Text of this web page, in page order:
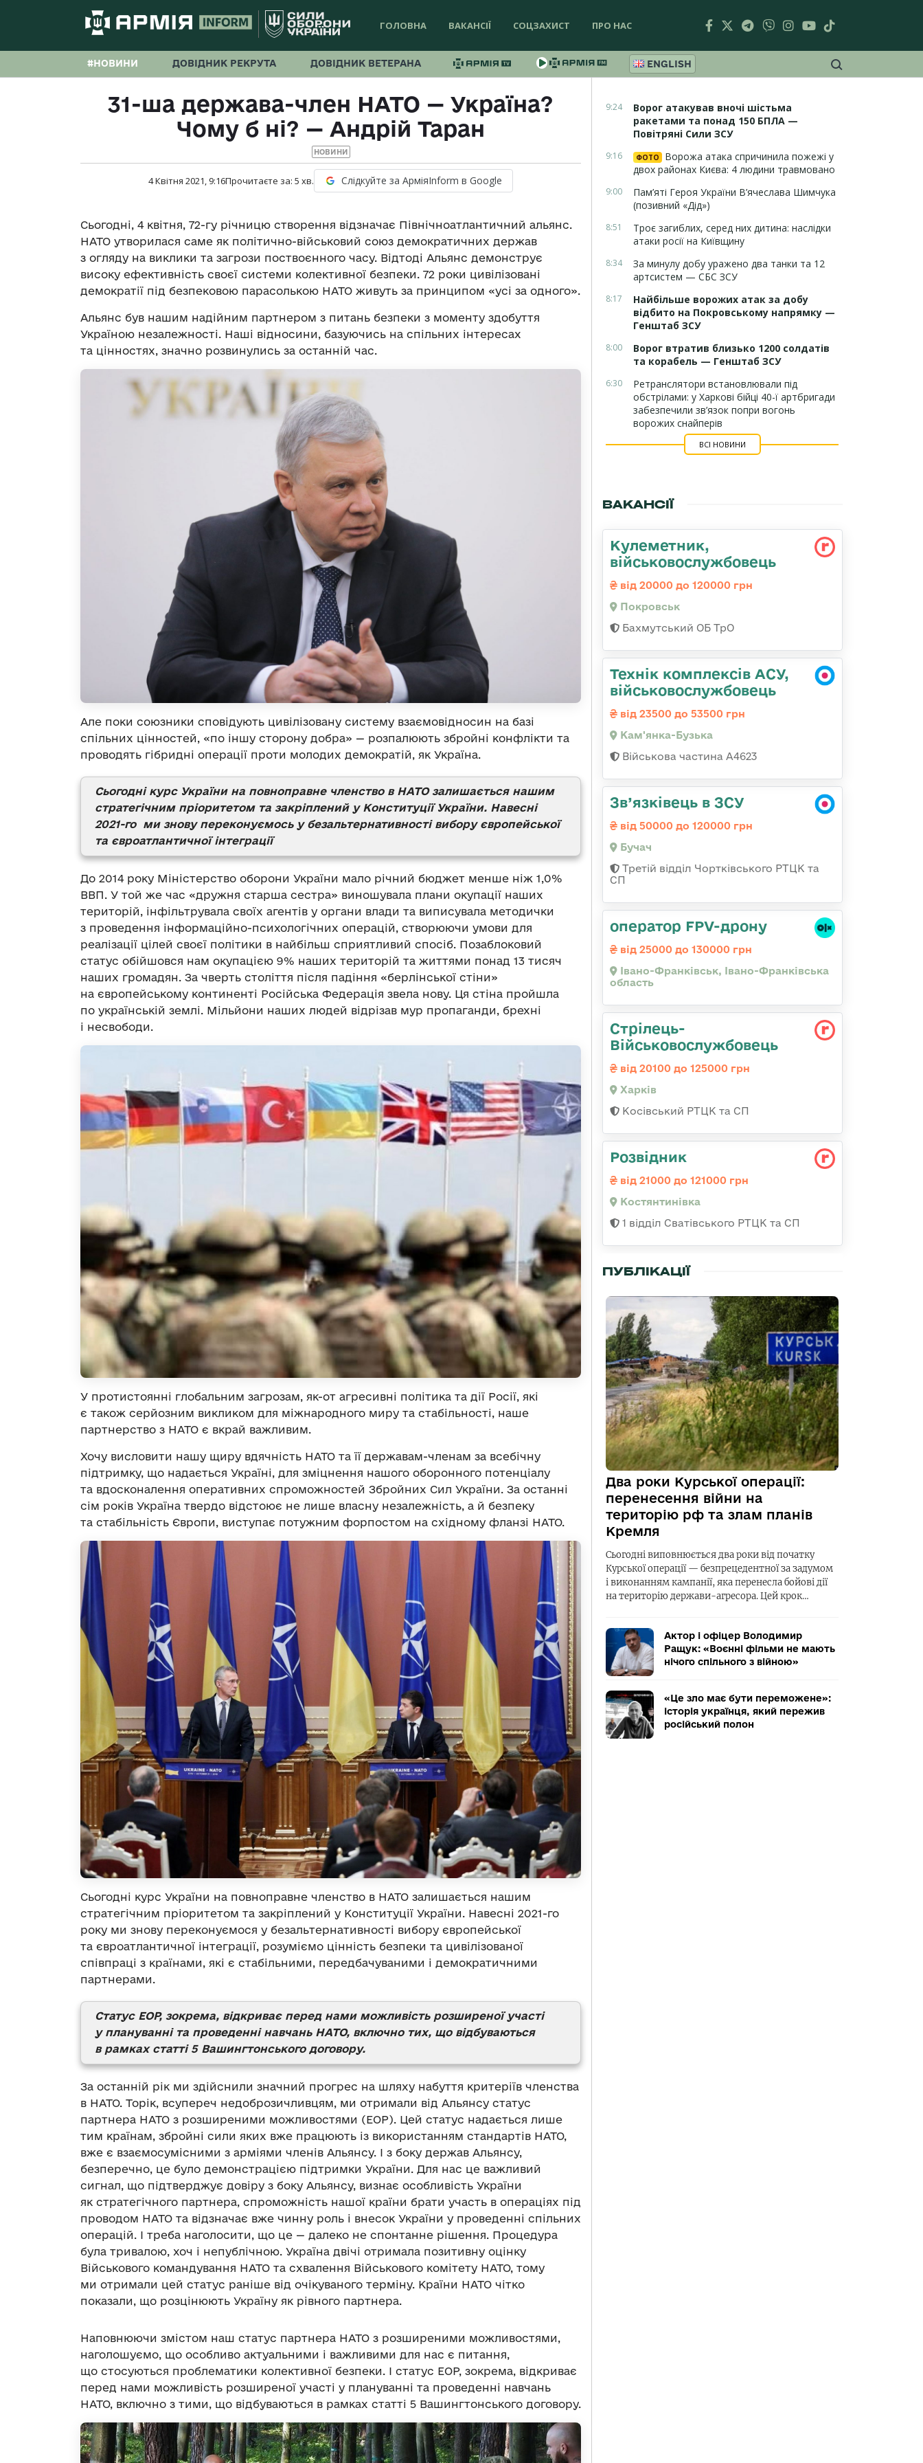
ГОЛОВНА ВАКАНСІЇ СОЦЗАХИСТ ПРО НАС
#НОВИНИ ДОВІДНИК РЕКРУТА ДОВІДНИК ВЕТЕРАНА ENGLISH
31-ша держава-член НАТО — Україна?
Чому б ні? — Андрій Таран
НОВИНИ
4 Квітня 2021, 9:16Прочитаєте за: 5 хв. Слідкуйте за АрміяInform в Google
Сьогодні, 4 квітня, 72-гу річницю створення відзначає Північноатлантичний альянс.
НАТО утворилася саме як політично-військовий союз демократичних держав
з огляду на виклики та загрози поствоєнного часу. Відтоді Альянс демонструє
високу ефективність своєї системи колективної безпеки. 72 роки цивілізовані
демократії під безпековою парасолькою НАТО живуть за принципом «усі за одного».
Альянс був нашим надійним партнером з питань безпеки з моменту здобуття
Україною незалежності. Наші відносини, базуючись на спільних інтересах
та цінностях, значно розвинулись за останній час.
Але поки союзники сповідують цивілізовану систему взаємовідносин на базі
спільних цінностей, «по іншу сторону добра» — розпалюють збройні конфлікти та
проводять гібридні операції проти молодих демократій, як Україна.
Сьогодні курс України на повноправне членство в НАТО залишається нашим
стратегічним пріоритетом та закріплений у Конституції України. Навесні
2021-го ми знову переконуємось у безальтернативності вибору європейської
та євроатлантичної інтеграції
До 2014 року Міністерство оборони України мало річний бюджет менше ніж 1,0%
ВВП. У той же час «дружня старша сестра» виношувала плани окупації наших
територій, інфільтрувала своїх агентів у органи влади та виписувала методички
з проведення інформаційно-психологічних операцій, створюючи умови для
реалізації цілей своєї політики в найбільш сприятливий спосіб. Позаблоковий
статус обійшовся нам окупацією 9% наших територій та життями понад 13 тисяч
наших громадян. За чверть століття після падіння «берлінської стіни»
на європейському континенті Російська Федерація звела нову. Ця стіна пройшла
по українській землі. Мільйони наших людей відрізав мур пропаганди, брехні
і несвободи.
У протистоянні глобальним загрозам, як-от агресивні політика та дії Росії, які
є також серйозним викликом для міжнародного миру та стабільності, наше
партнерство з НАТО є вкрай важливим.
Хочу висловити нашу щиру вдячність НАТО та її державам-членам за всебічну
підтримку, що надається Україні, для зміцнення нашого оборонного потенціалу
та вдосконалення оперативних спроможностей Збройних Сил України. За останні
сім років Україна твердо відстоює не лише власну незалежність, а й безпеку
та стабільність Європи, виступає потужним форпостом на східному фланзі НАТО.
Сьогодні курс України на повноправне членство в НАТО залишається нашим
стратегічним пріоритетом та закріплений у Конституції України. Навесні 2021-го
року ми знову переконуємося у безальтернативності вибору європейської
та євроатлантичної інтеграції, розуміємо цінність безпеки та цивілізованої
співпраці з країнами, які є стабільними, передбачуваними і демократичними
партнерами.
Статус ЕОР, зокрема, відкриває перед нами можливість розширеної участі
у плануванні та проведенні навчань НАТО, включно тих, що відбуваються
в рамках статті 5 Вашингтонського договору.
За останній рік ми здійснили значний прогрес на шляху набуття критеріїв членства
в НАТО. Торік, всупереч недоброзичливцям, ми отримали від Альянсу статус
партнера НАТО з розширеними можливостями (ЕОР). Цей статус надається лише
тим країнам, збройні сили яких вже працюють із використанням стандартів НАТО,
вже є взаємосумісними з арміями членів Альянсу. І з боку держав Альянсу,
безперечно, це було демонстрацією підтримки України. Для нас це важливий
сигнал, що підтверджує довіру з боку Альянсу, визнає особливість України
як стратегічного партнера, спроможність нашої країни брати участь в операціях під
проводом НАТО та відзначає вже чинну роль і внесок України у проведенні спільних
операцій. І треба наголосити, що це — далеко не спонтанне рішення. Процедура
була тривалою, хоч і непублічною. Україна двічі отримала позитивну оцінку
Військового командування НАТО та схвалення Військового комітету НАТО, тому
ми отримали цей статус раніше від очікуваного терміну. Країни НАТО чітко
показали, що розцінюють Україну як рівного партнера.
Наповнюючи змістом наш статус партнера НАТО з розширеними можливостями,
наголошуємо, що особливо актуальними і важливими для нас є питання,
що стосуються проблематики колективної безпеки. І статус ЕОР, зокрема, відкриває
перед нами можливість розширеної участі у плануванні та проведенні навчань
НАТО, включно з тими, що відбуваються в рамках статті 5 Вашингтонського договору.
9:24
Ворог атакував вночі шістьма
ракетами та понад 150 БПЛА —
Повітряні Сили ЗСУ
9:16 ФОТО
Ворожа атака спричинила пожежі у
двох районах Києва: 4 людини травмовано
9:00
Пам’яті Героя України В’ячеслава Шимчука
(позивний «Дід»)
8:51
Троє загиблих, серед них дитина: наслідки
атаки росії на Київщину
8:34
За минулу добу уражено два танки та 12
артсистем — СБС ЗСУ
8:17
Найбільше ворожих атак за добу
відбито на Покровському напрямку —
Генштаб ЗСУ
8:00
Ворог втратив близько 1200 солдатів
та корабель — Генштаб ЗСУ
6:30
Ретранслятори встановлювали під
обстрілами: у Харкові бійці 40-ї артбригади
забезпечили зв’язок попри вогонь
ворожих снайперів
ВСІ НОВИНИ
ВАКАНСІЇ
Кулеметник,
військовослужбовець
від 20000 до 120000 грн
Покровськ
Бахмутський ОБ ТрО
Технік комплексів АСУ,
військовослужбовець
від 23500 до 53500 грн
Кам'янка-Бузька
Військова частина А4623
Зв’язківець в ЗСУ
від 50000 до 120000 грн
Бучач
Третій відділ Чортківського РТЦК та
СП
оператор FPV-дрону
від 25000 до 130000 грн
Івано-Франківськ, Івано-Франківська
область
Стрілець-
Військовослужбовець
від 20100 до 125000 грн
Харків
Косівський РТЦК та СП
Розвідник
від 21000 до 121000 грн
Костянтинівка
1 відділ Сватівського РТЦК та СП
ПУБЛІКАЦІЇ
Два роки Курської операції:
перенесення війни на
територію рф та злам планів
Кремля
Сьогодні виповнюється два роки від початку
Курської операції — безпрецедентної за задумом
і виконанням кампанії, яка перенесла бойові дії
на територію держави-агресора. Цей крок…
Актор і офіцер Володимир
Ращук: «Воєнні фільми не мають
нічого спільного з війною»
«Це зло має бути переможене»:
історія українця, який пережив
російський полон